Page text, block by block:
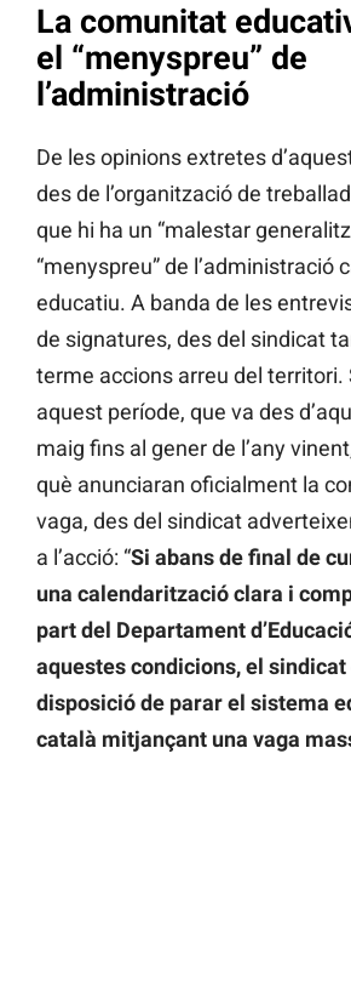
La comunitat
el “menyspreu” de
l’administració
De les opinions extretes
des de l’organització de
que hi ha un “malestar
“menyspreu” de l’administració
educatiu. A banda de les
de signatures, des del sindicat
terme accions arreu del territori.
aquest període, que va des
maig fins al gener de l’any
què anunciaran oficialment la
vaga, des del sindicat
a l’acció: “Si abans de final de
una calendarització clara i
part del Departament
aquestes condicions, el
disposició de parar el sistema
català mitjançant una vaga